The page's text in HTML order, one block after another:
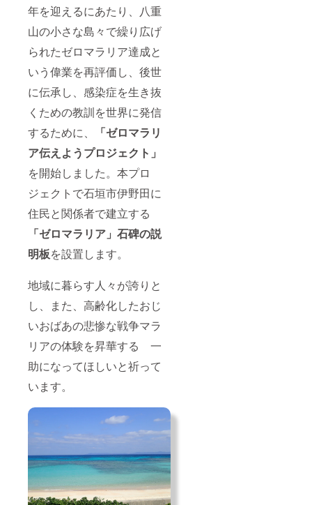
年を迎えるにあたり、八重
山の小さな島々で繰り広げ
られたゼロマラリア達成と
いう偉業を再評価し、後世
に伝承し、感染症を生き抜
くための教訓を世界に発信
するために、
「ゼロマラリ
ア伝えようプロジェクト」
を開始しました。本プロ
ジェクトで石垣市伊野田に
住民と関係者で建立する
「ゼロマラリア」石碑の説
明板を設置します。
地域に暮らす人々が誇りと
し、また、高齢化したおじ
いおばあの悲惨な戦争マラ
リアの体験を昇華する 一
助になってほしいと祈って
います。